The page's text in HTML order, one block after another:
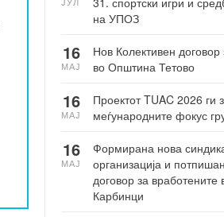
на УПОЗ
Нов Колективен
во Општина Тетово
16
МАЈ
Проектот TUAC 2026 ги
меѓународните фокус
16
МАЈ
Формирана нова
организација и
договор за
Карбинци
16
МАЈ